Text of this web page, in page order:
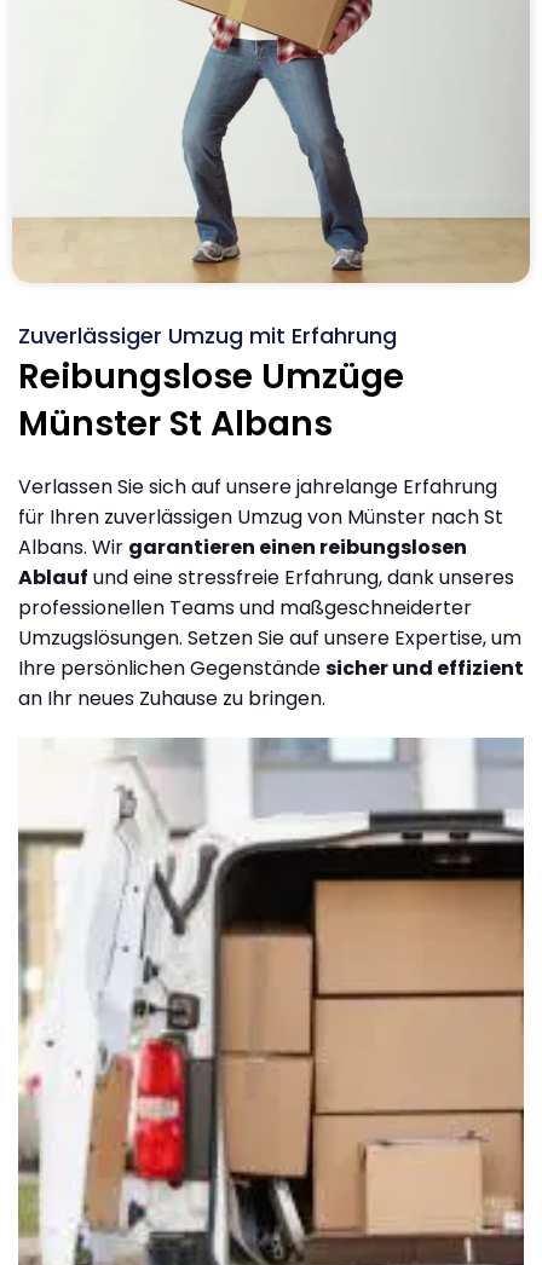
Zuverlässiger Umzug mit Erfahrung
Reibungslose Umzüge
Münster St Albans
Verlassen Sie sich auf unsere jahrelange Erfahrung
für Ihren zuverlässigen Umzug von Münster nach St
Albans. Wir garantieren einen reibungslosen
Ablauf und eine stressfreie Erfahrung, dank unseres
professionellen Teams und maßgeschneiderter
Umzugslösungen. Setzen Sie auf unsere Expertise, um
Ihre persönlichen Gegenständesicher und effizient
an Ihr neues Zuhause zu bringen.